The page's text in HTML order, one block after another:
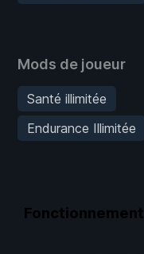
Mods de joueur
Santé illimitée
Endurance Illimitée
Fonctionnement